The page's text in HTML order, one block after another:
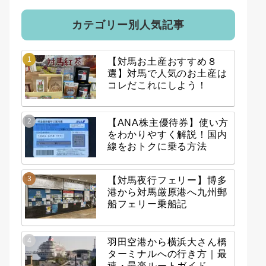
カテゴリー別人気記事
【対馬お土産おすすめ８
選】対馬で人気のお土産は
コレだこれにしよう！
【ANA株主優待券】使い方
をわかりやすく解説！国内
線をおトクに乗る方法
【対馬夜行フェリー】博多
港から対馬厳原港へ九州郵
船フェリー乗船記
羽田空港から横浜大さん橋
ターミナルへの行き方｜最